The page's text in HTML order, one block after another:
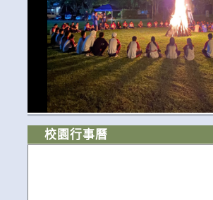
校園行事曆